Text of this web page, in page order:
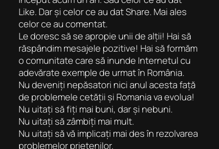
Like. Dar și celor ce au dat Share. Mai ales
celor ce au comentat.
Le doresc să se apropie unii de alții! Hai să
răspândim mesajele pozitive! Hai să formăm
o comunitate care să inunde Internetul cu
adevărate exemple de urmat în România.
Nu deveniți nepăsatori nici anul acesta față
de problemele cetății și Romania va evolua!
Nu uitați să fiți mai buni, dar și nebuni.
Nu uitați să zâmbiți mai mult.
Nu uitați să vă implicați mai des în rezolvarea
problemelor prietenilor.